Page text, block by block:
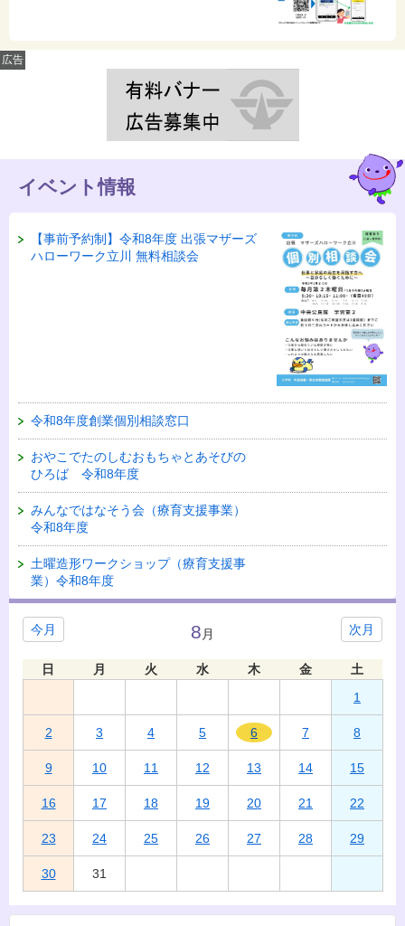
広告
イベント情報
【事前予約制】令和8年度 出張マザーズ
ハローワーク立川 無料相談会
令和8年度創業個別相談窓口
おやこでたのしむおもちゃとあそびの
ひろば 令和8年度
みんなではなそう会（療育支援事業）
令和8年度
土曜造形ワークショップ（療育支援事
業）令和8年度
今月 次月
8月
日 月 火 水 木 金
土
1
2 3 4 5 6 7 8
9 10 11 12 13 14 15
16 17 18 19 20 21 22
23 24 25 26 27 28 29
30 31